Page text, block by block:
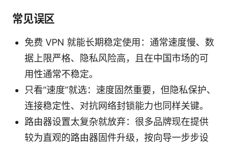
常见误区
免费 VPN 就能长期稳定使用：通常速度慢、数
据上限严格、隐私风险高，且在中国市场的可
用性通常不稳定。
只看“速度”就选：速度固然重要，但隐私保护、
连接稳定性、对抗网络封锁能力也同样关键。
路由器设置太复杂就放弃：很多品牌现在提供
较为直观的路由器固件升级，按向导一步步设